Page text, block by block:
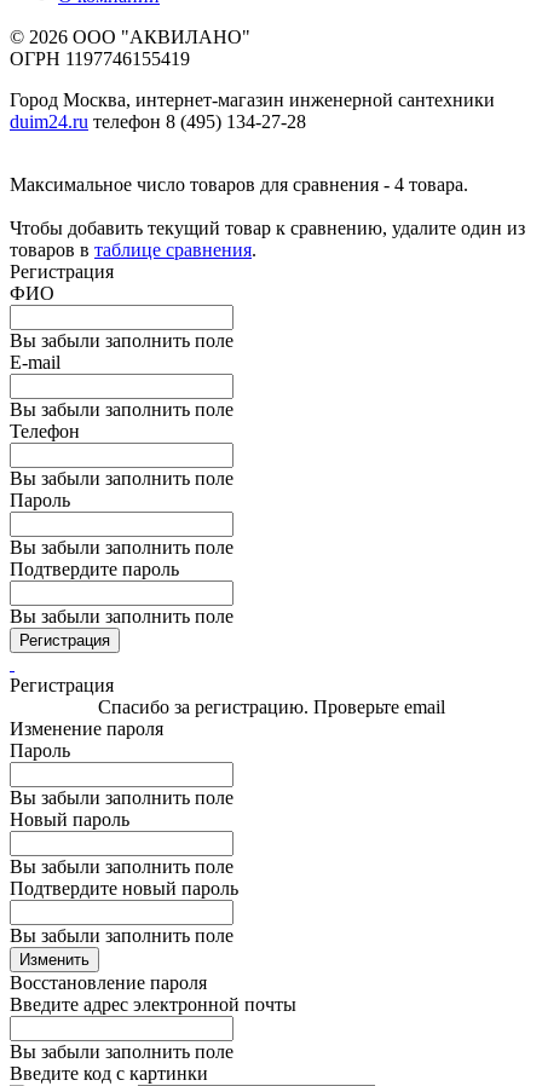
© 2026 ООО "АКВИЛАНО"
ОГРН 1197746155419
Город Москва, интернет-магазин инженерной сантехники
duim24.ru телефон 8 (495) 134-27-28
Максимальное число товаров для сравнения - 4 товара.
Чтобы добавить текущий товар к сравнению, удалите один из
товаров в таблице сравнения.
Регистрация
ФИО
Вы забыли заполнить поле
E-mail
Вы забыли заполнить поле
Телефон
Вы забыли заполнить поле
Пароль
Вы забыли заполнить поле
Подтвердите пароль
Вы забыли заполнить поле
Регистрация
Регистрация
Спасибо за регистрацию. Проверьте email
Изменение пароля
Пароль
Вы забыли заполнить поле
Новый пароль
Вы забыли заполнить поле
Подтвердите новый пароль
Вы забыли заполнить поле
Изменить
Восстановление пароля
Введите адрес электронной почты
Вы забыли заполнить поле
Введите код с картинки